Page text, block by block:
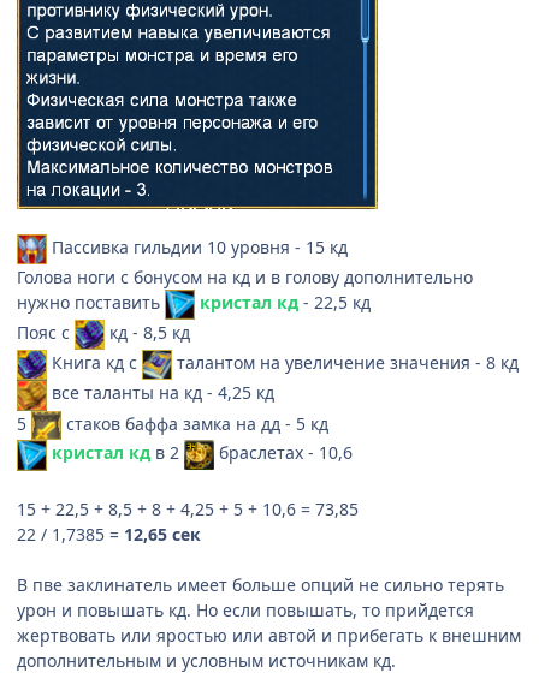
Пассивка гильдии 10 уровня - 15 кд
Голова ноги с бонусом на кд и в голову дополнительно
нужно поставить
кристал кд - 22,5 кд
Пояс с
кд - 8,5 кд
Книга кд с
талантом на увеличение значения - 8 кд
все таланты на кд - 4,25 кд
5
стаков баффа замка на дд - 5 кд
кристал кд в 2 браслетах - 10,6
15 + 22,5 + 8,5 + 8 + 4,25 + 5 + 10,6 = 73,85
22 / 1,7385 = 12,65 сек
В пве заклинатель имеет больше опций не сильно терять
урон и повышать кд. Но если повышать, то прийдется
жертвовать или яростью или автой и прибегать к внешним
дополнительным и условным источникам кд.